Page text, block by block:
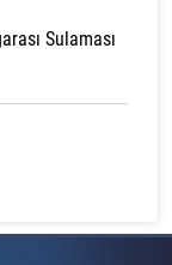
Sulaması